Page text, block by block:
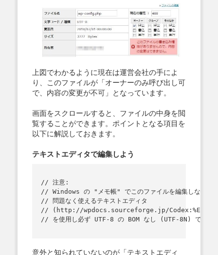
上図でわかるように現在は運営会社の手によ
り、このファイルが「オーナーのみ呼び出し可
で、内容の変更が不可」となっています。
画面をスクロールすると、ファイルの中身を閲
覧することができます。ポイントとなる項目を
以下に解説しておきます。
テキストエディタで編集しよう
// 注意:
// Windows の "メモ帳" でこのファイルを編集しないで
// 問題なく使えるテキストエディタ
// (http://wpdocs.sourceforge.jp/
意外と知られていないのが「テキストエディ